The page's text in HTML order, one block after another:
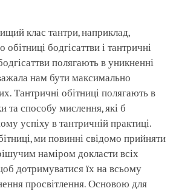
клас тантри, наприклад,
бодгісаттви і тантричні
полягають в уникненні
нам бути максимально
Тантричні обітниці полягають в
та способу мислення, які б
успіху в тантричній практиці.
ми повинні свідомо прийняти
наміром докласти всіх
дотримуватися їх на всьому
просвітлення. Основою для